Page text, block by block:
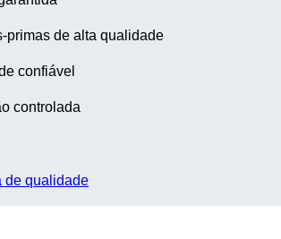
primas de alta qualidade
confiável
controlada
de qualidade